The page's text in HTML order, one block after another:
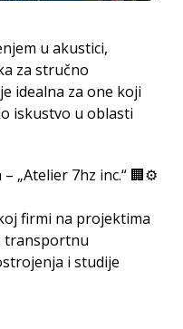
u akustici,
za stručno
idealna za one koji
iskustvo u oblasti
„Atelier 7hz inc.“ 🏢⚙️
firmi na projektima
transportnu
i studije